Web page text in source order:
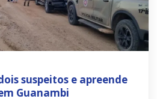
suspeitos e apreende
Guanambi